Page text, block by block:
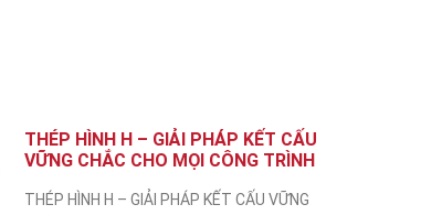
THÉP HÌNH H – GIẢI PHÁP KẾT CẤU
VỮNG CHẮC CHO MỌI CÔNG TRÌNH
THÉP HÌNH H – GIẢI PHÁP KẾT CẤU VỮNG